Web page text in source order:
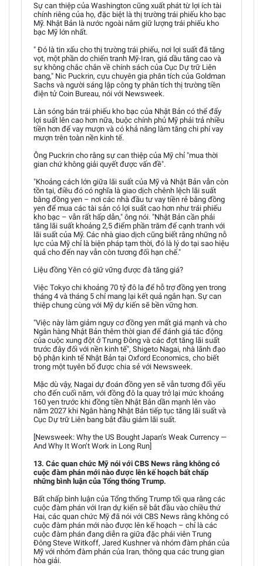
Sự can thiệp của Washington cũng xuất phát từ lợi ích tài
chính riêng của họ, đặc biệt là thị trường trái phiếu kho bạc
Mỹ. Nhật Bản là nước ngoài nắm giữ lượng trái phiếu kho
bạc Mỹ lớn nhất.
" Đó là tin xấu cho thị trường trái phiếu, nơi lợi suất đã tăng
vọt, một phần do chiến tranh Mỹ-Iran, giá dầu tăng cao và
sự không chắc chắn về chính sách của Cục Dự trữ Liên
bang," Nic Puckrin, cựu chuyên gia phân tích của Goldman
Sachs và người sáng lập công ty phân tích thị trường tiền
điện tử Coin Bureau, nói với Newsweek.
Làn sóng bán trái phiếu kho bạc của Nhật Bản có thể đẩy
lợi suất lên cao hơn nữa, buộc chính phủ Mỹ phải trả nhiều
tiền hơn để vay mượn và có khả năng làm tăng chi phí vay
mượn trên toàn nền kinh tế.
Ông Puckrin cho rằng sự can thiệp của Mỹ chỉ "mua thời
gian chứ không giải quyết được vấn đề".
"Khoảng cách lớn giữa lãi suất của Mỹ và Nhật Bản vẫn còn
tồn tại, điều đó có nghĩa là giao dịch chênh lệch lãi suất
bằng đồng yen – nơi các nhà đầu tư vay tiền rẻ bằng đồng
yen để mua các tài sản có lợi suất cao hơn như trái phiếu
kho bạc – vẫn rất hấp dẫn," ông nói. "Nhật Bản cần phải
tăng lãi suất khoảng 2,5 điểm phần trăm để cạnh tranh với
lãi suất của Mỹ. Các nhà giao dịch cũng biết rằng những nỗ
lực của Mỹ chỉ là biện pháp tạm thời, đó là lý do tại sao hiệu
quả cho đến nay vẫn còn tương đối hạn chế."
Liệu đồng Yên có giữ vững được đà tăng giá?
Việc Tokyo chi khoảng 70 tỷ đô la để hỗ trợ đồng yen trong
tháng 4 và tháng 5 chỉ mang lại kết quả ngắn hạn. Sự can
thiệp chung cùng với Mỹ dự kiến sẽ bền vững hơn.
"Việc này làm giảm nguy cơ đồng yen mất giá mạnh và cho
Ngân hàng Nhật Bản thêm thời gian để đánh giá tác động
của cuộc xung đột ở Trung Đông và các đợt tăng lãi suất
trước đây đối với nền kinh tế", Shigeto Nagai, nhà lãnh đạo
bộ phận kinh tế Nhật Bản tại Oxford Economics, cho biết
trong một tuyên bố được chia sẻ với Newsweek.
Mặc dù vậy, Nagai dự đoán đồng yen sẽ vẫn tương đối yếu
cho đến cuối năm, với đồng đô la quay trở lại mức khoảng
160 yen trước khi đồng tiền Nhật Bản dần mạnh lên vào
năm 2027 khi Ngân hàng Nhật Bản tiếp tục tăng lãi suất và
Cục Dự trữ Liên bang bắt đầu giảm lãi suất.
[Newsweek: Why the US Bought Japan’s Weak Currency —
And Why It Won’t Work in Long Run]
13. Các quan chức Mỹ nói với CBS News rằng không có
cuộc đàm phán mới nào được lên kế hoạch bất chấp
những bình luận của Tổng thống Trump.
Bất chấp bình luận của Tổng thống Trump tối qua rằng các
cuộc đàm phán với Iran dự kiến sẽ bắt đầu vào chiều thứ
Hai, các quan chức Mỹ đã nói với CBS News rằng không có
cuộc đàm phán mới nào được lên kế hoạch – chỉ là các
cuộc đàm phán đang diễn ra giữa đặc phái viên Trung
Đông Steve Witkoff, Jared Kushner và nhóm đàm phán của
Mỹ với nhóm đàm phán của Iran, thông qua các trung gian
hòa giải.